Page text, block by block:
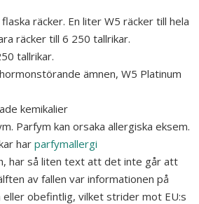
räcker. En liter W5 räcker till hela
räcker till 6 250 tallrikar.
tallrikar.
ämnen, W5 Platinum
kemikalier
Parfym kan orsaka allergiska eksem.
har parfymallergi
har så liten text att det inte går att
av fallen var informationen på
obefintlig, vilket strider mot EU:s